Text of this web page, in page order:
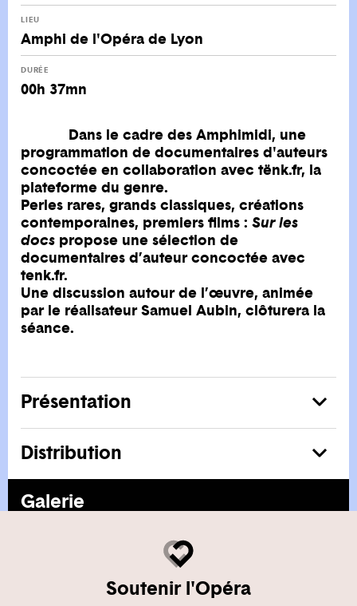
LIEU
Amphi de l'Opéra de Lyon
DURÉE
00h 37mn
Dans le cadre des Amphimidi, une
programmation de documentaires d'auteurs
concoctée en collaboration avec tënk.fr, la
plateforme du genre.
Perles rares, grands classiques, créations
contemporaines, premiers films : Sur les
docs propose une sélection de
documentaires d’auteur concoctée avec
tenk.fr.
Une discussion autour de l’œuvre, animée
par le réalisateur Samuel Aubin, clôturera la
séance.
Présentation
Distribution
Galerie
Soutenir l'Opéra